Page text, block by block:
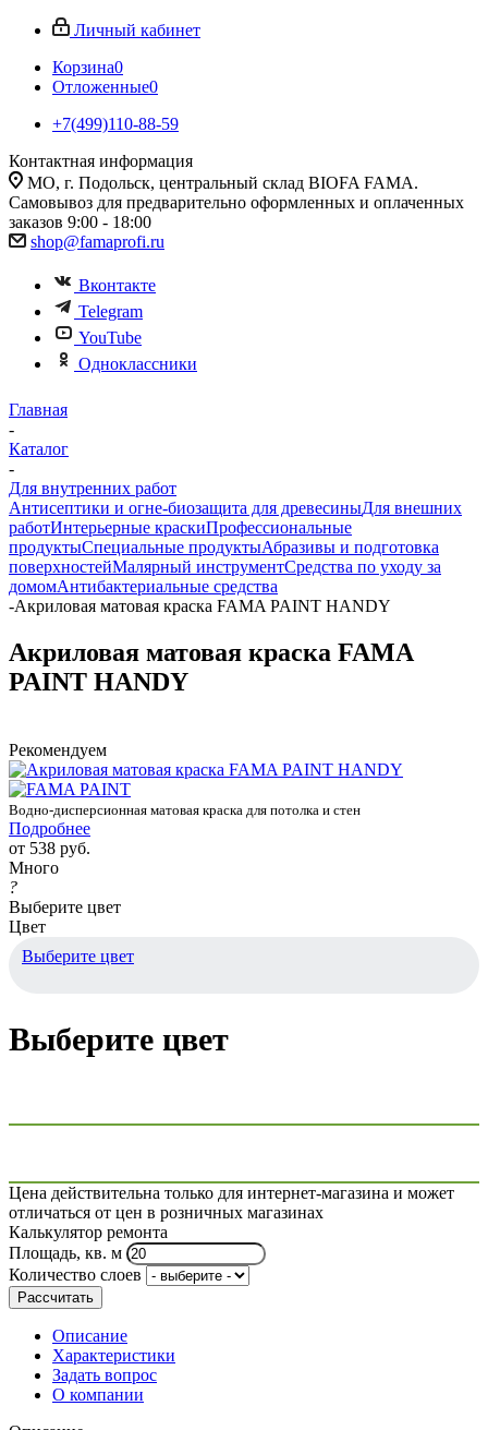
Личный кабинет
Корзина0
Отложенные0
+7(499)110-88-59
Контактная информация
МО, г. Подольск, центральный склад BIOFA FAMA.
Самовывоз для предварительно оформленных и оплаченных
заказов 9:00 - 18:00
shop@famaprofi.ru
Вконтакте
Telegram
YouTube
Одноклассники
Главная
-
Каталог
-
Для внутренних работ
Антисептики и огне-биозащита для древесиныДля внешних
работИнтерьерные краскиПрофессиональные
продуктыСпециальные продуктыАбразивы и подготовка
поверхностейМалярный инструментСредства по уходу за
домомАнтибактериальные средства
-Акриловая матовая краска FAMA PAINT HANDY
Акриловая матовая краска FAMA
PAINT HANDY
Рекомендуем
Водно-дисперсионная матовая краска для потолка и стен
Подробнее
от 538 руб.
Много
?
Выберите цвет
Цвет
Выберите цвет
Выберите цвет
Цена действительна только для интернет-магазина и может
отличаться от цен в розничных магазинах
Калькулятор ремонта
Площадь, кв. м
Количество слоев
Рассчитать
Описание
Характеристики
Задать вопрос
О компании